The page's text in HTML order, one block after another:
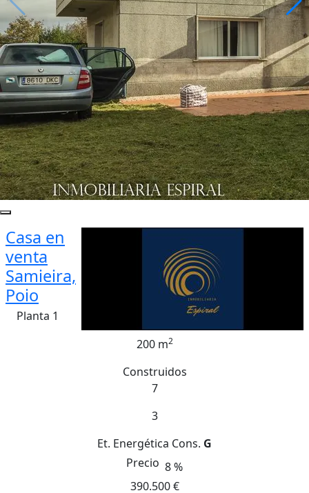
Casa en
venta
Samieira,
Poio
Planta 1
200 m2
Construidos
7
3
Et. Energética Cons. G
Precio 8 %
390.500 €